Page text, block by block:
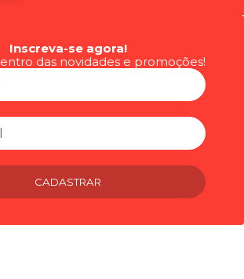
Inscreva-se agora!
das novidades e promoções!
CADASTRAR